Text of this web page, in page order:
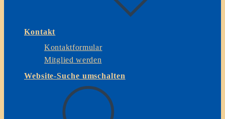
Kontakt
Kontaktformular
Mitglied werden
Website-Suche umschalten